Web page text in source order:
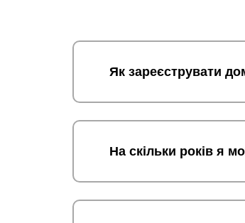
Як зареєструвати
На скільки років я